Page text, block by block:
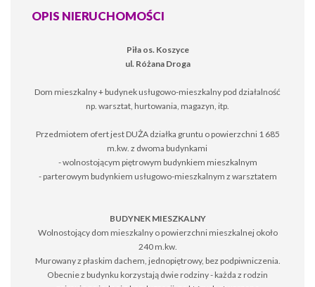
OPIS NIERUCHOMOŚCI
Piła os. Koszyce
ul. Różana Droga
Dom mieszkalny + budynek usługowo-mieszkalny pod działalność
np. warsztat, hurtowania, magazyn, itp.
Przedmiotem ofert jest DUŻA działka gruntu o powierzchni 1 685
m.kw. z dwoma budynkami
- wolnostojącym piętrowym budynkiem mieszkalnym
- parterowym budynkiem usługowo-mieszkalnym z warsztatem
BUDYNEK MIESZKALNY
Wolnostojący dom mieszkalny o powierzchni mieszkalnej około
240 m.kw.
Murowany z płaskim dachem, jednopiętrowy, bez podpiwniczenia.
Obecnie z budynku korzystają dwie rodziny - każda z rodzin